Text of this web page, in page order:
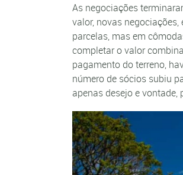
As negociações
valor, novas
parcelas, mas em
completar o valor
pagamento do terreno,
número de sócios subiu
apenas desejo e vontade,